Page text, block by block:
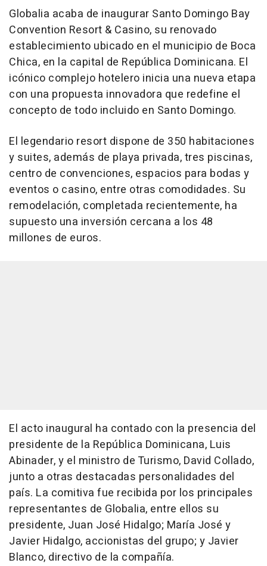
Globalia acaba de inaugurar Santo Domingo Bay
Convention Resort & Casino, su renovado
establecimiento ubicado en el municipio de Boca
Chica, en la capital de República Dominicana. El
icónico complejo hotelero inicia una nueva etapa
con una propuesta innovadora que redefine el
concepto de todo incluido en Santo Domingo.
El legendario resort dispone de 350 habitaciones
y suites, además de playa privada, tres piscinas,
centro de convenciones, espacios para bodas y
eventos o casino, entre otras comodidades. Su
remodelación, completada recientemente, ha
supuesto una inversión cercana a los 48
millones de euros.
El acto inaugural ha contado con la presencia del
presidente de la República Dominicana, Luis
Abinader, y el ministro de Turismo, David Collado,
junto a otras destacadas personalidades del
país. La comitiva fue recibida por los principales
representantes de Globalia, entre ellos su
presidente, Juan José Hidalgo; María José y
Javier Hidalgo, accionistas del grupo; y Javier
Blanco, directivo de la compañía.